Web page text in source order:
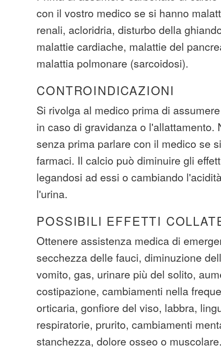
con il vostro medico se si hanno
renali, acloridria, disturbo della
malattie cardiache, malattie del
malattia polmonare (sarcoidosi).
CONTROINDICAZIONI
Si rivolga al medico prima di
in caso di gravidanza o l'allattamento.
senza prima parlare con il medico se
farmaci. Il calcio può diminuire gli
legandosi ad essi o cambiando
l'urina.
POSSIBILI EFFETTI
Ottenere assistenza medica di
secchezza delle fauci, diminuzione
vomito, gas, urinare più del solito,
costipazione, cambiamenti nella
orticaria, gonfiore del viso, labbra,
respiratorie, prurito, cambiamenti
stanchezza, dolore osseo o